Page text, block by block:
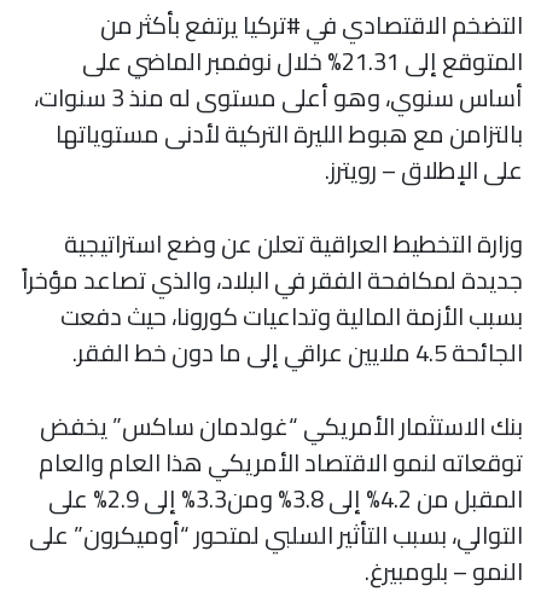
التضخم الاقتصادي في #تركيا يرتفع بأكثر من
المتوقع إلى 21.31% خلال نوفمبر الماضي على
أساس سنوي، وهو أعلى مستوى له منذ 3 سنوات،
بالتزامن مع هبوط الليرة التركية لأدنى مستوياتها
على الإطلاق – رويترز.
وزارة التخطيط العراقية تعلن عن وضع استراتيجية
جديدة لمكافحة الفقر في البلاد، والذي تصاعد مؤخراً
بسبب الأزمة المالية وتداعيات كورونا، حيث دفعت
الجائحة 4.5 ملايين عراقي إلى ما دون خط الفقر.
بنك الاستثمار الأمريكي “غولدمان ساكس” يخفض
توقعاته لنمو الاقتصاد الأمريكي هذا العام والعام
المقبل من 4.2% إلى 3.8% ومن3.3% إلى 2.9% على
التوالي، بسبب التأثير السلبي لمتحور “أوميكرون” على
النمو – بلومبيرغ.